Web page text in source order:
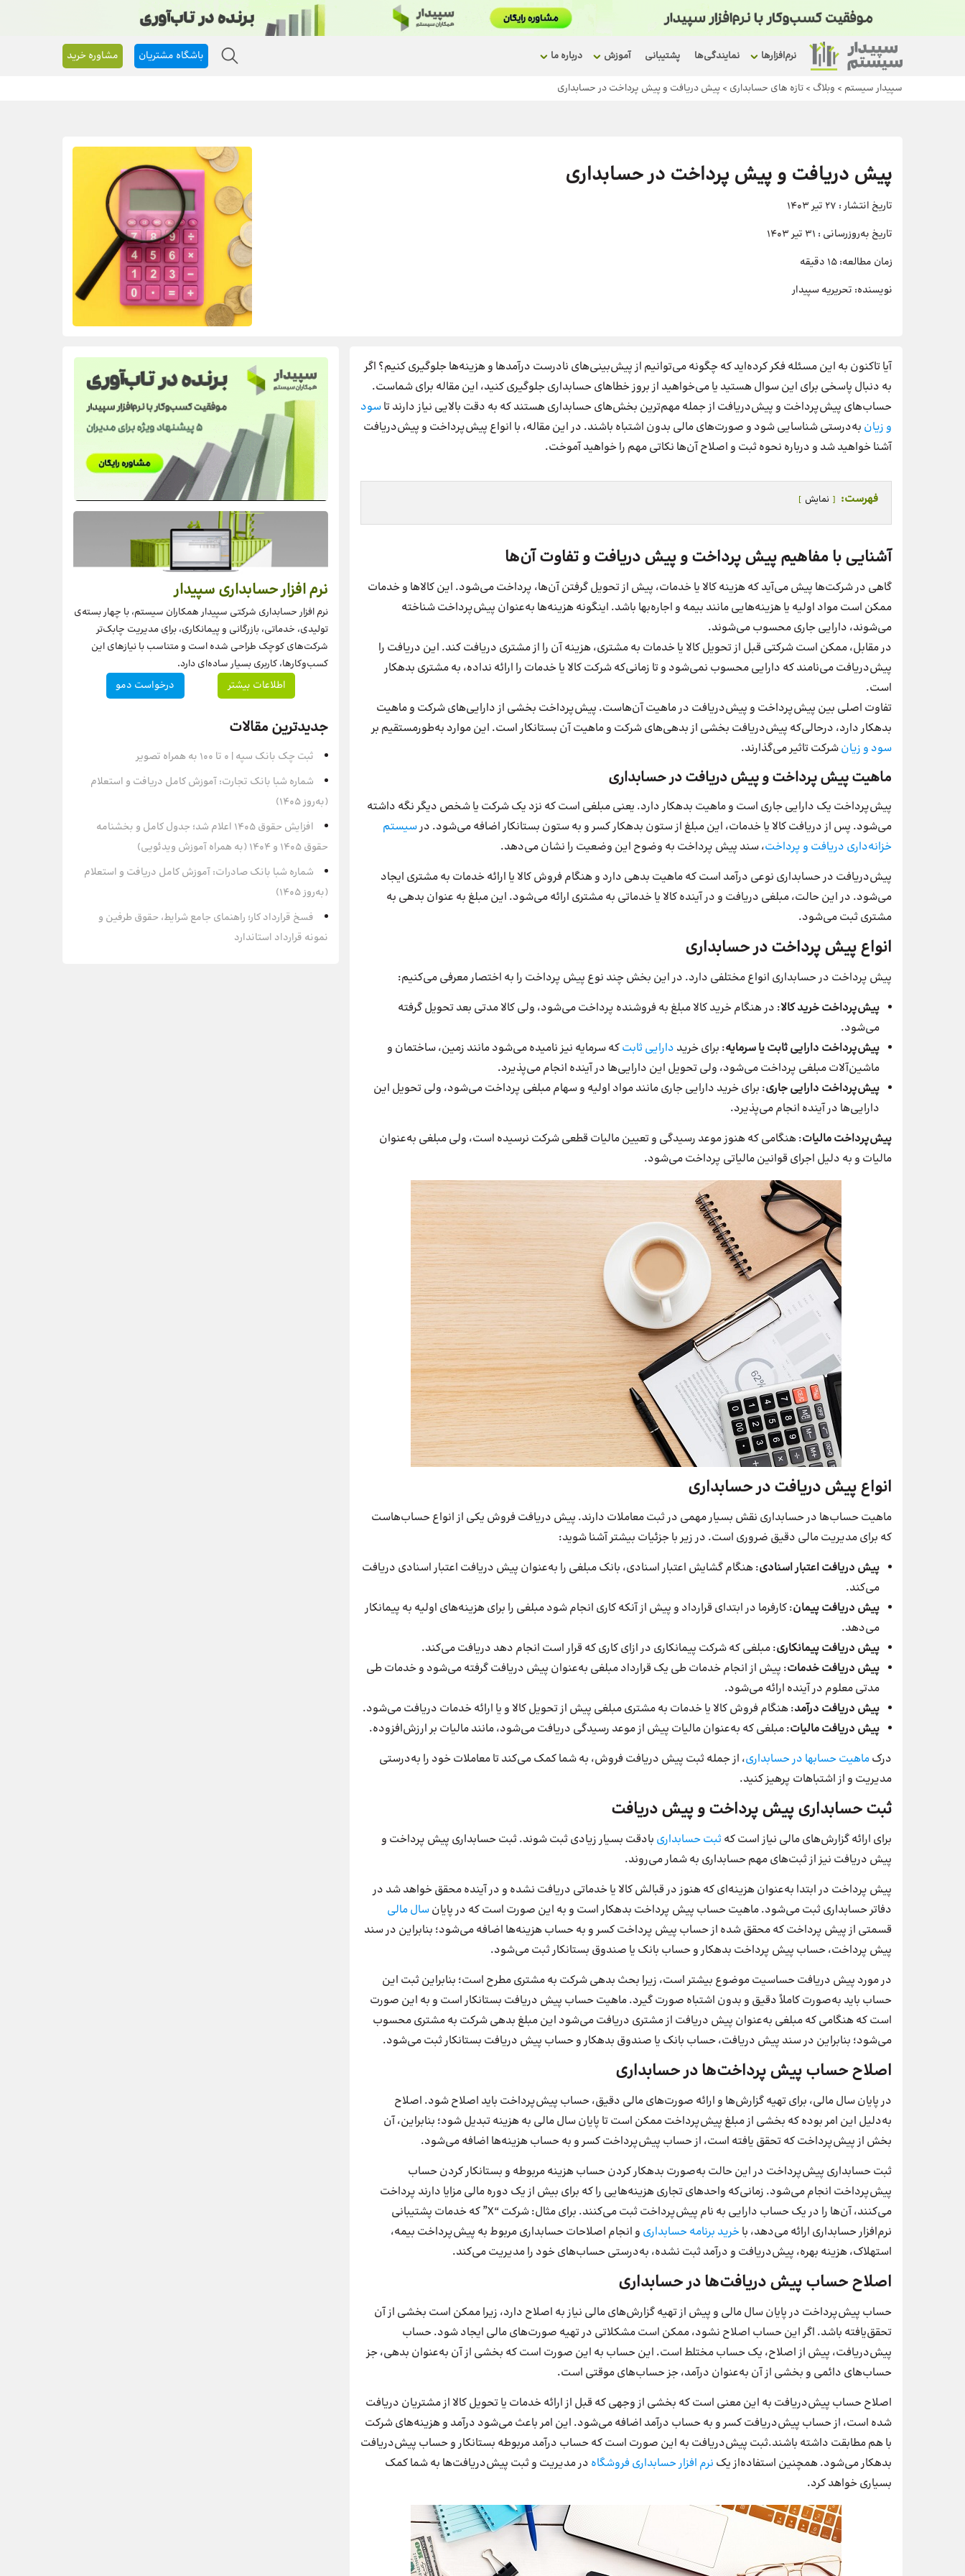
باشگاه مشتریان مشاوره خرید نرم‌افزارها نمایندگی‌ها پشتیبانی آموزش درباره ما
سپیدار سیستم > وبلاگ > تازه های حسابداری > پیش دریافت و پیش پرداخت در حسابداری
پیش دریافت و پیش پرداخت در حسابداری
تاریخ انتشار : 27 تیر 1403
تاریخ به‌روزرسانی : 31 تیر 1403
زمان مطالعه: ۱۵ دقیقه
نویسنده: تحریریه سپیدار
آیا تاکنون به این مسئله فکر کرده‌اید که چگونه می‌توانیم از پیش‌بینی‌های نادرست درآمدها و هزینه‌ها جلوگیری کنیم؟ اگر
به دنبال پاسخی برای این سوال هستید یا می‌خواهید از بروز خطاهای حسابداری جلوگیری کنید، این مقاله برای شماست.
حساب‌های پیش‌پرداخت و پیش‌دریافت از جمله مهم‌ترین بخش‌های حسابداری هستند که به دقت بالایی نیاز دارند تاسود
و زیان به‌درستی شناسایی شود و صورت‌های مالی بدون اشتباه باشند. در این مقاله، با انواع پیش‌پرداخت و پیش‌دریافت
آشنا خواهید شد و درباره نحوه ثبت و اصلاح آن‌ها نکاتی مهم را خواهید آموخت.
فهرست: نمایش
آشنایی با مفاهیم پیش پرداخت و پیش دریافت و تفاوت آن‌ها
گاهی در شرکت‌ها پیش می‌آید که هزینه کالا یا خدمات، پیش از تحویل گرفتن آن‌ها، پرداخت می‌شود. این کالاها و خدمات
ممکن است مواد اولیه یا هزینه‌هایی مانند بیمه و اجاره‌بها باشد. اینگونه هزینه‌ها به‌عنوان پیش‌پرداخت شناخته
می‌شوند، دارایی جاری محسوب می‌شوند.
در مقابل، ممکن است شرکتی قبل از تحویل کالا یا خدمات به مشتری، هزینه آن را از مشتری دریافت کند. این دریافت را
پیش‌دریافت می‌نامند که دارایی محسوب نمی‌شود و تا زمانی‌که شرکت کالا یا خدمات را ارائه نداده، به مشتری بدهکار
است.
تفاوت اصلی بین پیش‌پرداخت و پیش‌دریافت در ماهیت آن‌هاست. پیش‌پرداخت بخشی از دارایی‌های شرکت و ماهیت
بدهکار دارد، در‌حالی‌که پیش‌دریافت بخشی از بدهی‌های شرکت و ماهیت آن بستانکار است. این موارد به‌طورمستقیم بر
سود و زیانشرکت تاثیر می‌گذارند.
ماهیت پیش پرداخت و پیش دریافت در حسابداری
پیش‌پرداخت یک دارایی جاری است و ماهیت بدهکار دارد. یعنی مبلغی است که نزد یک شرکت یا شخص دیگر نگه داشته
می‌شود. پس از دریافت کالا یا خدمات، این مبلغ از ستون بدهکار کسر و به ستون بستانکار اضافه می‌شود. درسیستم
خزانه‌داری دریافت و پرداخت، سند پیش پرداخت به وضوح این وضعیت را نشان می‌دهد.
پیش‌دریافت در حسابداری نوعی درآمد است که ماهیت بدهی دارد و هنگام فروش کالا یا ارائه خدمات به مشتری ایجاد
می‌شود. در این حالت، مبلغی دریافت و در آینده کالا یا خدماتی به مشتری ارائه می‌شود. این مبلغ به عنوان بدهی به
مشتری ثبت می‌شود.
انواع پیش پرداخت در حسابداری
پیش پرداخت در حسابداری انواع مختلفی دارد. در این بخش چند نوع پیش پرداخت را به اختصار معرفی می‌کنیم:
پیش‌پرداخت خرید کالا: در هنگام خرید کالا مبلغ به فروشنده پرداخت می‌شود، ولی کالا مدتی بعد تحویل گرفته
می‌شود.
پیش‌پرداخت دارایی ثابت یا سرمایه: برای خرید دارایی ثابتکه سرمایه نیز نامیده می‌شود مانند زمین، ساختمان و
ماشین‌آلات مبلغی پرداخت می‌شود، ولی تحویل این دارایی‌ها در آینده انجام می‌پذیرد.
پیش‌پرداخت دارایی جاری: برای خرید دارایی جاری مانند مواد اولیه و سهام مبلغی پرداخت می‌شود، ولی تحویل این
دارایی‌ها در آینده انجام می‌پذیرد.
پیش‌پرداختمالیات: هنگامی که هنوز موعد رسیدگی و تعیین مالیات قطعی شرکت نرسیده است، ولی مبلغی به‌عنوان
مالیات و به دلیل اجرای قوانین مالیاتی پرداخت می‌شود.
انواع پیش دریافت در حسابداری
ماهیت حساب‌ها در حسابداری نقش بسیار مهمی در ثبت معاملات دارند. پیش دریافت فروش یکی از انواع حساب‌هاست
که برای مدیریت مالی دقیق ضروری است. در زیر با جزئیات بیشتر آشنا شوید:
پیش دریافت اعتبار اسنادی: هنگام گشایش اعتبار اسنادی، بانک مبلغی را به‌عنوان پیش دریافت اعتبار اسنادی دریافت
می‌کند.
پیش دریافت پیمان: کارفرما در ابتدای قرارداد و پیش از آنکه کاری انجام شود مبلغی را برای هزینه‌های اولیه به پیمانکار
می‌دهد.
پیش دریافت پیمانکاری: مبلغی که شرکت پیمانکاری در ازای کاری که قرار است انجام دهد دریافت می‌کند.
پیش دریافت خدمات: پیش از انجام خدمات طی یک قرارداد مبلغی به‌عنوان پیش دریافت گرفته می‌شود و خدمات طی
مدتی معلوم در آینده ارائه می‌شود.
پیش دریافت درآمد: هنگام فروش کالا یا خدمات به مشتری مبلغی پیش از تحویل کالا و یا ارائه خدمات دریافت می‌شود.
پیش دریافت مالیات: مبلغی که به‌عنوان مالیات پیش از موعد رسیدگی دریافت می‌شود، مانند مالیات بر ارزش‌افزوده.
درکماهیت حسابها در حسابداری، از جمله ثبت پیش دریافت فروش، به شما کمک می‌کند تا معاملات خود را به‌درستی
مدیریت و از اشتباهات پرهیز کنید.
ثبت حسابداری پیش پرداخت و پیش دریافت
برای ارائه گزارش‌های مالی نیاز است که ثبت حسابداری بادقت بسیار زیادی ثبت شوند. ثبت حسابداری پیش پرداخت و
پیش دریافت نیز از ثبت‌های مهم حسابداری به شمار می‌روند.
پیش پرداخت در ابتدا به‌عنوان هزینه‌ای که هنوز در قبالش کالا یا خدماتی دریافت نشده و در آینده محقق خواهد شد در
دفاتر حسابداری ثبت می‌شود. ماهیت حساب پیش پرداخت بدهکار است و به این صورت است که در پایانسال مالی
قسمتی از پیش پرداخت که محقق شده از حساب پیش پرداخت کسر و به حساب هزینه‌ها اضافه می‌شود؛ بنابراین در سند
پیش پرداخت، حساب پیش پرداخت بدهکار و حساب بانک یا صندوق بستانکار ثبت می‌شود.
در مورد پیش دریافت حساسیت موضوع بیشتر است، زیرا بحث بدهی شرکت به مشتری مطرح است؛ بنابراین ثبت این
حساب باید به‌صورت کاملاً دقیق و بدون اشتباه صورت گیرد. ماهیت حساب پیش دریافت بستانکار است و به این صورت
است که هنگامی که مبلغی به‌عنوان پیش دریافت از مشتری دریافت می‌شود این مبلغ بدهی شرکت به مشتری محسوب
می‌شود؛ بنابراین در سند پیش دریافت، حساب بانک یا صندوق بدهکار و حساب پیش دریافت بستانکار ثبت می‌شود.
اصلاح حساب پیش پرداخت‌ها در حسابداری
در پایان سال مالی، برای تهیه گزارش‌ها و ارائه صورت‌های مالی دقیق، حساب پیش‌پرداخت باید اصلاح شود. اصلاح
به‌دلیل این امر بوده که بخشی از مبلغ پیش‌پرداخت ممکن است تا پایان سال مالی به هزینه تبدیل شود؛ بنابراین، آن
بخش از پیش‌پرداخت که تحقق یافته است، از حساب پیش‌پرداخت کسر و به حساب هزینه‌ها اضافه می‌شود.
ثبت حسابداری پیش‌پرداخت در این حالت به‌صورت بدهکار کردن حساب هزینه مربوطه و بستانکار کردن حساب
پیش‌پرداخت انجام می‌شود. زمانی‌که واحدهای تجاری هزینه‌هایی را که برای بیش از یک دوره مالی مزایا دارند پرداخت
می‌کنند، آن‌ها را در یک حساب دارایی به نام پیش‌پرداخت ثبت می‌کنند. برای مثال: شرکت “X” که خدمات پشتیبانی
نرم‌افزار حسابداری ارائه می‌دهد، باخرید برنامه حسابداری و انجام اصلاحات حسابداری مربوط به پیش‌پرداخت بیمه،
استهلاک، هزینه بهره، پیش‌دریافت و درآمد ثبت نشده، به‌درستی حساب‌های خود را مدیریت می‌کند.
اصلاح حساب پیش دریافت‌ها در حسابداری
حساب پیش‌پرداخت در پایان سال مالی و پیش از تهیه گزارش‌های مالی نیاز به اصلاح دارد، زیرا ممکن است بخشی از آن
تحقق‌یافته باشد. اگر این حساب اصلاح نشود، ممکن است مشکلاتی در تهیه صورت‌های مالی ایجاد شود. حساب
پیش‌دریافت، پیش از اصلاح، یک حساب مختلط است. این حساب به این صورت است که بخشی از آن به‌عنوان بدهی، جز
حساب‌های دائمی و بخشی از آن به‌عنوان درآمد، جز حساب‌های موقتی است.
اصلاح حساب پیش‌دریافت به این معنی است که بخشی از وجهی که قبل از ارائه خدمات یا تحویل کالا از مشتریان دریافت
شده است، از حساب پیش‌دریافت کسر و به حساب درآمد اضافه می‌شود. این امر باعث می‌شود درآمد و هزینه‌های شرکت
با هم مطابقت داشته باشند.ثبت پیش‌دریافت به این صورت است که حساب درآمد مربوطه بستانکار و حساب پیش‌دریافت
بدهکار می‌شود. همچنین استفاده‌از یک نرم‌ افزار حسابداری فروشگاه در مدیریت و ثبت پیش‌دریافت‌ها به شما کمک
بسیاری خواهد کرد.
نرم افزار حسابداری سپیدار
نرم افزار حسابداری شرکتی سپیدار همکاران سیستم، با چهار بسته‌‌ی
تولیدی، خدماتی، بازرگانی و پیمانکاری، برای مدیریت چابک‌تر
شرکت‌های کوچک طراحی شده است و متناسب با نیازهای این
کسب‌وکارها، کاربری بسیار ساده‌ای دارد.
اطلاعات بیشتر
درخواست دمو
جدیدترین مقالات
ثبت چک بانک سپه | ۰ تا ۱۰۰ به همراه تصویر
شماره شبا بانک تجارت: آموزش کامل دریافت و استعلام
(به‌روز ۱۴۰۵)
افزایش حقوق 1405 اعلام شد؛ جدول کامل و بخشنامه
حقوق 1405 و 1404 (به همراه آموزش ویدئویی)
شماره شبا بانک صادرات: آموزش کامل دریافت و استعلام
(به‌روز ۱۴۰۵)
فسخ قرارداد کار؛ راهنمای جامع شرایط، حقوق طرفین و
نمونه قرارداد استاندارد